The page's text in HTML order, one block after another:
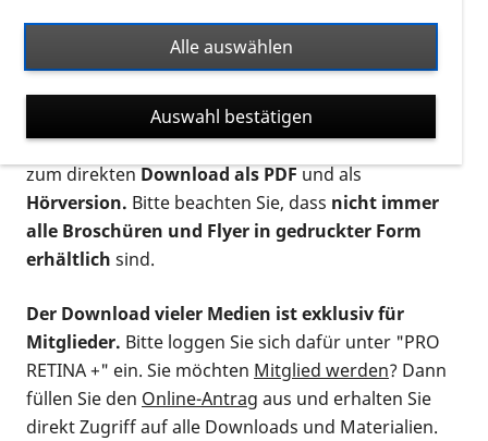
Ort. Nutzen Sie den Formatfilter, um ausschließlich
nach Flyern und Broschüren, Audios oder Videos zu
suchen. Die meisten Flyer und Broschüren werden in
verschiedenen Formaten angeboten: zur
postalischen Bestellung als gedruckte Variante
zum direktenDownload als PDFund als
Hörversion. Bitte beachten Sie, dass nicht immer
alle Broschüren und Flyer in gedruckter Form
erhältlich sind.
Der Download vieler Medien ist exklusiv für
Mitglieder. Bitte loggen Sie sich dafür unter "PRO
RETINA +" ein. Sie möchten Mitglied werden? Dann
füllen Sie den Online-Antrag aus und erhalten Sie
direkt Zugriff auf alle Downloads und Materialien.
Alle auswählen
Auswahl bestätigen